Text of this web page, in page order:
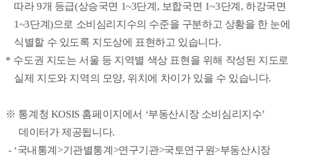
따라 9개 등급(상승국면 1~3단계, 보합국면 1~3단계, 하강국면
1~3단계)으로 소비심리지수의 수준을 구분하고 상황을 한 눈에
식별할 수 있도록 지도상에 표현하고 있습니다.
* 수도권 지도는 서울 등 지역별 색상 표현을 위해 작성된 지도로
실제 지도와 지역의 모양, 위치에 차이가 있을 수 있습니다.
※ 통계청 KOSIS 홈페이지에서 ‘부동산시장 소비심리지수’
데이터가 제공됩니다.
- ‘국내통계>기관별통계>연구기관>국토연구원>부동산시장